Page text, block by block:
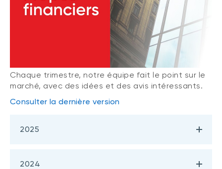
Chaque trimestre, notre équipe fait le point sur le
marché, avec des idées et des avis intéressants.
Consulter la dernière version
2025
2024